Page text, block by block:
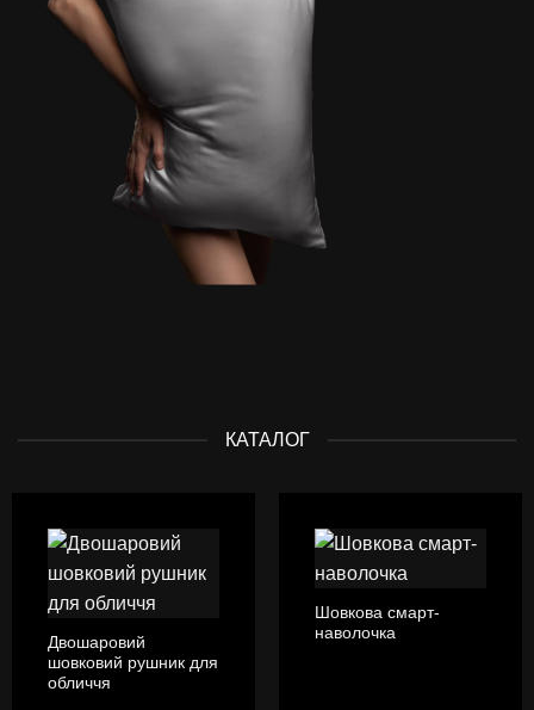
КАТАЛОГ
Двошаровий
шовковий рушник для
обличчя
Шовкова смарт-
наволочка